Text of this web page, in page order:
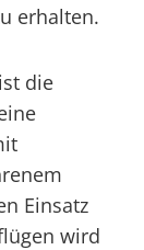
erhalten.
die
Einsatz
wird